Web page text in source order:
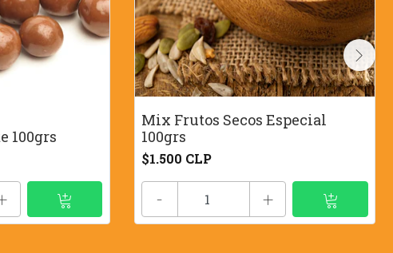
100grs
Mix Frutos Secos Especial
100grs
$1.500 CLP
- +